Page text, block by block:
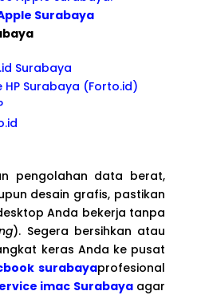
Surabaya
Surabaya
HP Surabaya (Forto.id)
pengolahan data berat,
desain grafis, pastikan
Anda bekerja tanpa
). Segera bersihkan atau
keras Anda ke pusat
surabayaprofesional
imac Surabayaagar